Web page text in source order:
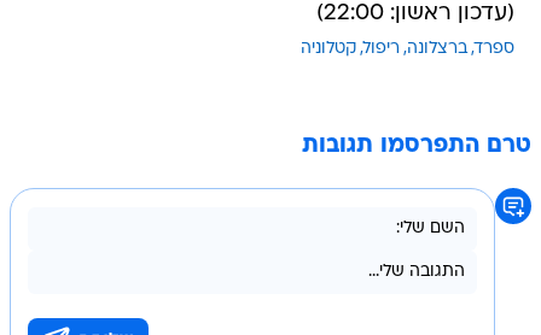
(עדכון ראשון: 22:00)
ספרד ברצלונה ריפול קטלוניה
טרם התפרסמו תגובות